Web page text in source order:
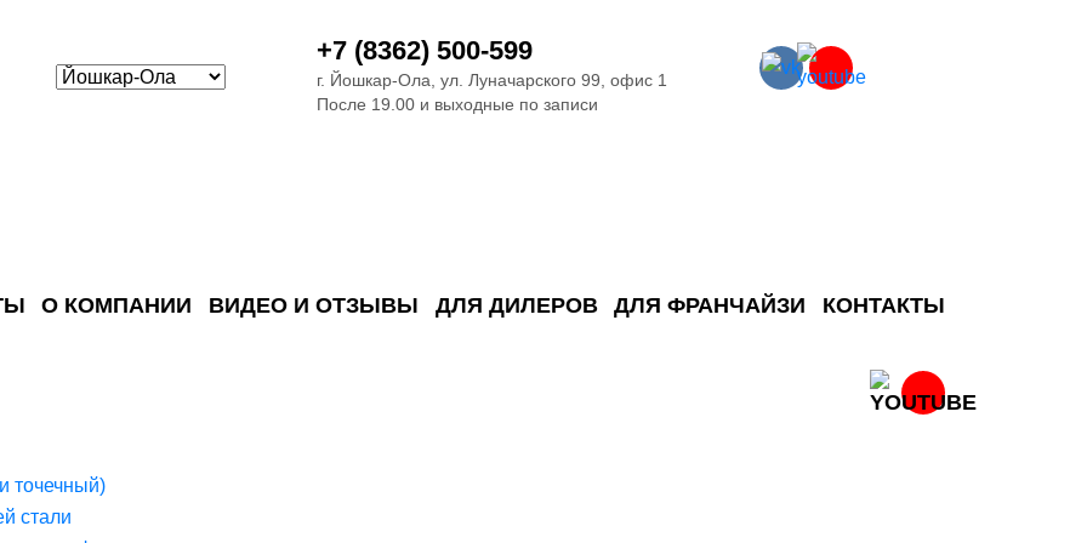
+7 (8362) 500-599
г. Йошкар-Ола, ул. Луначарского 99, офис 1
После 19.00 и выходные по записи
О КОМПАНИИ ВИДЕО И ОТЗЫВЫ ДЛЯ ДИЛЕРОВ ДЛЯ ФРАНЧАЙЗИ КОНТАКТЫ
точечный)
стали